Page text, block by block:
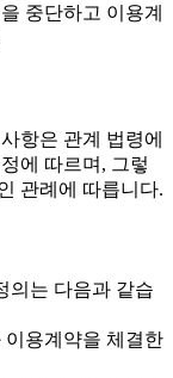
중단하고 이용계
항은 관계 법령에
에 따르며, 그렇
관례에 따릅니다.
의는 다음과 같습
용계약을 체결한